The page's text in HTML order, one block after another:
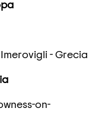
- Grecia
on-